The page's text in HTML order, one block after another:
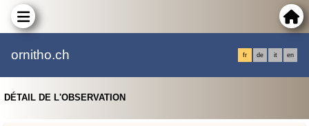
ornitho.ch fr de it en
DÉTAIL DE L'OBSERVATION